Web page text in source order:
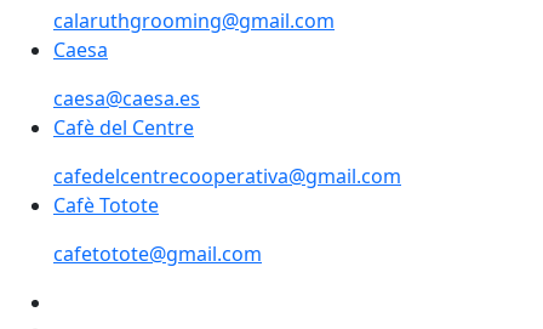
calaruthgrooming@gmail.com
Caesa
caesa@caesa.es
Cafè del Centre
Cafè del Centre
cafedelcentrecooperativa@gmail.com
Cafè Totote
cafetotote@gmail.com